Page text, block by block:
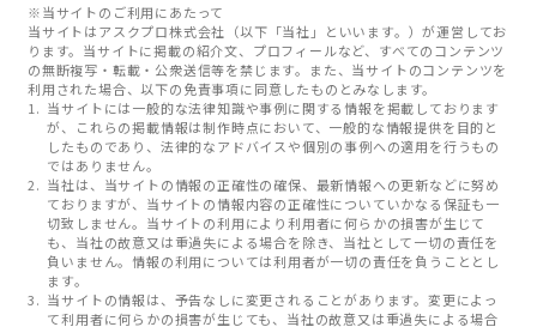
※当サイトのご利用にあたって
当サイトはアスクプロ株式会社（以下「当社」といいます。）が運営してお
ります。当サイトに掲載の紹介文、プロフィールなど、すべてのコンテンツ
の無断複写・転載・公衆送信等を禁じます。また、当サイトのコンテンツを
利用された場合、以下の免責事項に同意したものとみなします。
当サイトには一般的な法律知識や事例に関する情報を掲載しております
が、これらの掲載情報は制作時点において、一般的な情報提供を目的と
したものであり、法律的なアドバイスや個別の事例への適用を行うもの
ではありません。
当社は、当サイトの情報の正確性の確保、最新情報への更新などに努め
ておりますが、当サイトの情報内容の正確性についていかなる保証も一
切致しません。当サイトの利用により利用者に何らかの損害が生じて
も、当社の故意又は重過失による場合を除き、当社として一切の責任を
負いません。情報の利用については利用者が一切の責任を負うこととし
ます。
当サイトの情報は、予告なしに変更されることがあります。変更によっ
て利用者に何らかの損害が生じても、当社の故意又は重過失による場合